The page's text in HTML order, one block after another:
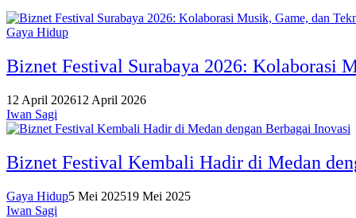
Gaya Hidup
Biznet Festival Surabaya 2026: Kolaborasi
12 April 202612 April 2026
Iwan Sagi
Biznet Festival Kembali Hadir di Medan
Gaya Hidup5 Mei 202519 Mei 2025
Iwan Sagi